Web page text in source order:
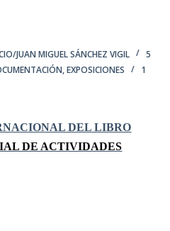
JUAN MIGUEL SÁNCHEZ VIGIL
5
,EXPOSICIONES
1
DEL LIBRO
DE ACTIVIDADES